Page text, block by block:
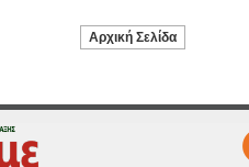
Αρχική Σελίδα